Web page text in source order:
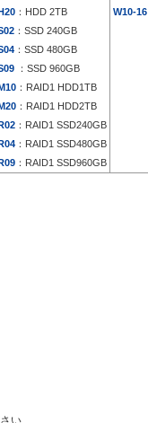
：HDD 2TB W10-16
：SSD 240GB
：SSD 480GB
：SSD 960GB
：RAID1 HDD1TB
：RAID1 HDD2TB
：RAID1 SSD240GB
：RAID1 SSD480GB
：RAID1 SSD960GB
い